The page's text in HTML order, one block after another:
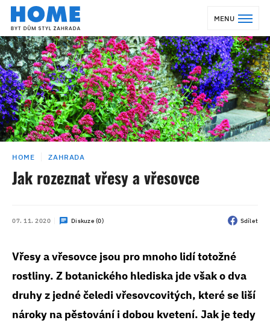
MENU
HOME ZAHRADA
Jak rozeznat vřesy a vřesovce
07. 11. 2020 Diskuze (0) Sdílet
Vřesy a vřesovce jsou pro mnoho lidí totožné
rostliny. Z botanického hlediska jde však o dva
druhy z jedné čeledi vřesovcovitých, které se liší
nároky na pěstování i dobou kvetení. Jak je tedy